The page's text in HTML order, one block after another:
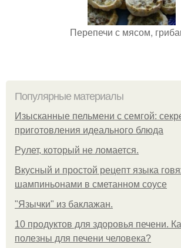
Перепечи с мясом,
Популярные материалы
Изысканные пельмени с семгой:
приготовления идеального блюда
Рулет, который не ломается.
Вкусный и простой рецепт языка
шампиньонами в сметанном соусе
"Язычки" из баклажан.
10 продуктов для здоровья печени.
полезны для печени человека?